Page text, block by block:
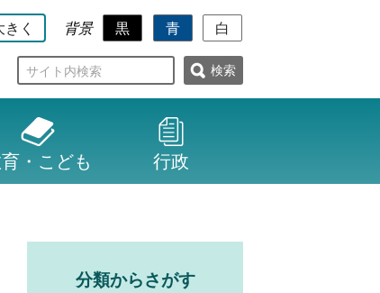
きく 背景 黒 青 白
検
・こども 行政
分類からさがす